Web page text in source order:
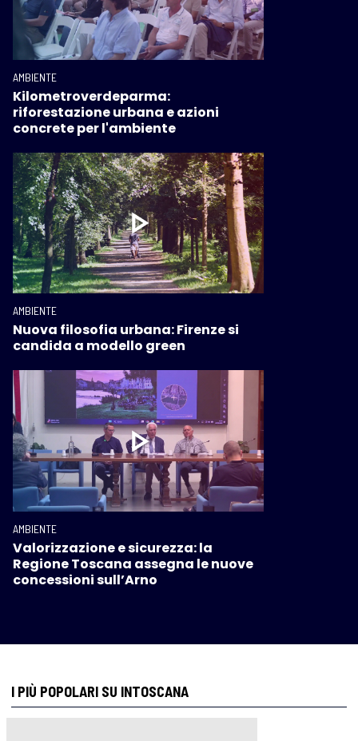
AMBIENTE
Kilometroverdeparma:
riforestazione urbana e azioni
concrete per l'ambiente
AMBIENTE
Nuova filosofia urbana: Firenze si
candida a modello green
AMBIENTE
Valorizzazione e sicurezza: la
Regione Toscana assegna le nuove
concessioni sull’Arno
I PIÙ POPOLARI SU INTOSCANA